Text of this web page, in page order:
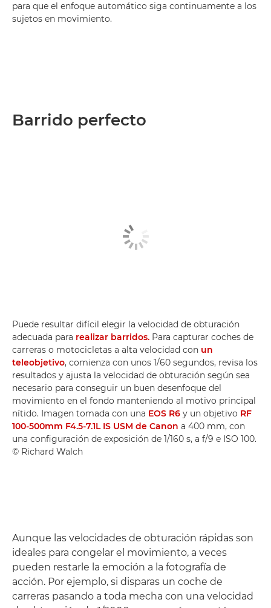
para que el enfoque automático siga continuamente a los
sujetos en movimiento.
Barrido perfecto
Puede resultar difícil elegir la velocidad de obturación
adecuada para realizar barridos. Para capturar coches de
carreras o motocicletas a alta velocidad con un
teleobjetivo, comienza con unos 1/60 segundos, revisa los
resultados y ajusta la velocidad de obturación según sea
necesario para conseguir un buen desenfoque del
movimiento en el fondo manteniendo al motivo principal
nítido. Imagen tomada con una EOS R6 y un objetivo RF
100-500mm F4.5-7.1L IS USM de Canon a 400 mm, con
una configuración de exposición de 1/160 s, a f/9 e ISO 100.
© Richard Walch
Aunque las velocidades de obturación rápidas son
ideales para congelar el movimiento, a veces
pueden restarle la emoción a la fotografía de
acción. Por ejemplo, si disparas un coche de
carreras pasando a toda mecha con una velocidad